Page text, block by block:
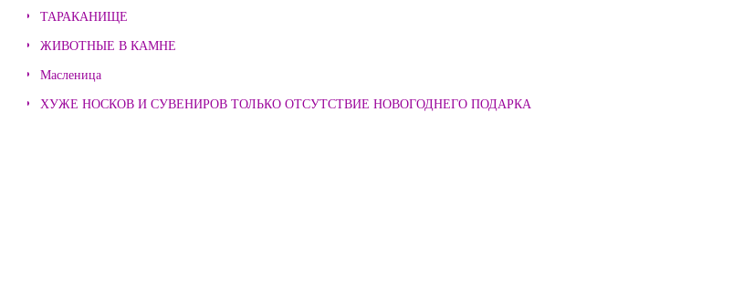
ТАРАКАНИЩЕ
ЖИВОТНЫЕ В КАМНЕ
Масленица
ХУЖЕ НОСКОВ И СУВЕНИРОВ ТОЛЬКО ОТСУТСТВИЕ НОВОГОДНЕГО ПОДАРКА